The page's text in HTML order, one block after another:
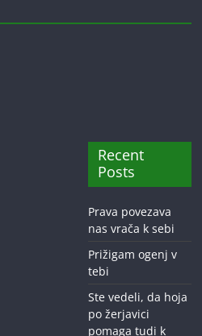
Recent
Posts
Prava povezava
nas vrača k sebi
Prižigam ogenj v
tebi
Ste vedeli, da hoja
po žerjavici
pomaga tudi k